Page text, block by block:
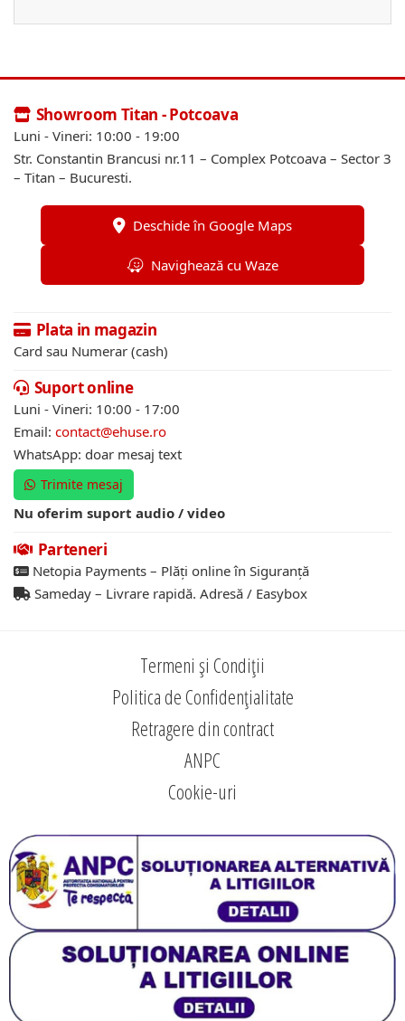
Showroom Titan - Potcoava
Luni - Vineri: 10:00 - 19:00
Str. Constantin Brancusi nr.11 – Complex Potcoava – Sector 3
– Titan – Bucuresti.
Deschide în Google Maps
Navighează cu Waze
Plata in magazin
Card sau Numerar (cash)
Suport online
Luni - Vineri: 10:00 - 17:00
Email: contact@ehuse.ro
WhatsApp: doar mesaj text
Trimite mesaj
Nu oferim suport audio / video
Parteneri
Netopia Payments – Plăți online în Siguranță
Sameday – Livrare rapidă. Adresă / Easybox
Termeni și Condiții
Politica de Confidențialitate
Retragere din contract
ANPC
Cookie-uri